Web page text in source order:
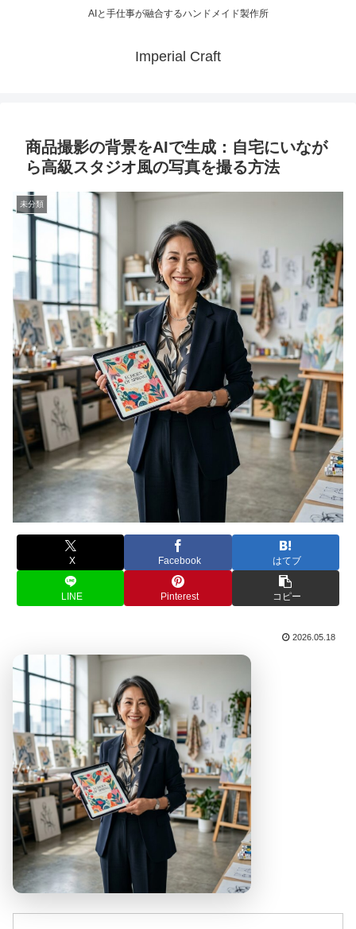
AIと手仕事が融合するハンドメイド製作所
Imperial Craft
商品撮影の背景をAIで生成：自宅にいなが
ら高級スタジオ風の写真を撮る方法
未分類
X Facebook はてブ
LINE Pinterest コピー
2026.05.18